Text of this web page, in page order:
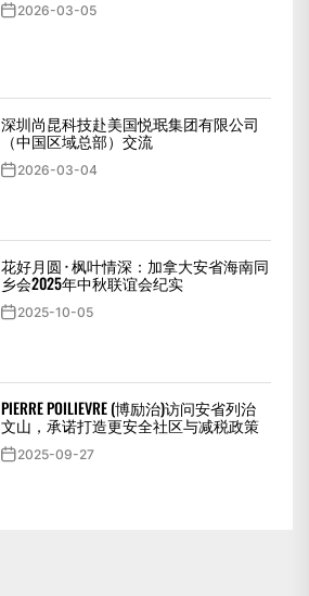
2026-03-05
深圳尚昆科技赴美国悦珉集团有限公司
（中国区域总部）交流
2026-03-04
花好月圆 · 枫叶情深：加拿大安省海南同
乡会2025年中秋联谊会纪实
2025-10-05
PIERRE POILIEVRE (博励治)访问安省列治
文山，承诺打造更安全社区与减税政策
2025-09-27